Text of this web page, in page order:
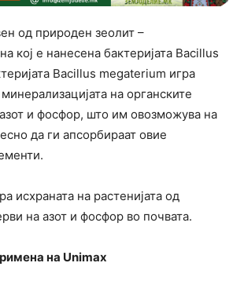
од природен зеолит –
кој е нанесена бактеријата Bacillus
Bacillus megaterium игра
на органските
и фосфор, што им овозможува на
да ги апсорбираат овие
исхраната на растенијата од
на азот и фосфор во почвата.
на Unimax